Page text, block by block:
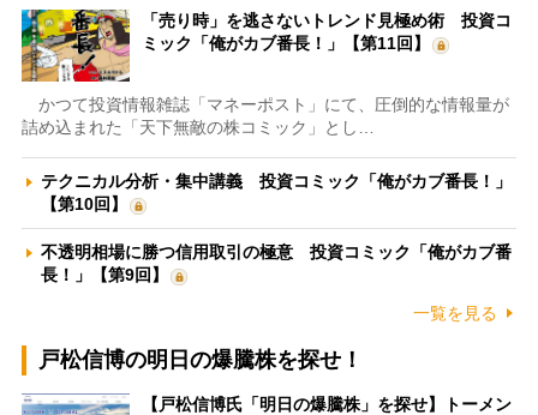
「売り時」を逃さないトレンド見極め術 投資コ
ミック「俺がカブ番長！」【第11回】
かつて投資情報雑誌「マネーポスト」にて、圧倒的な情報量が
詰め込まれた「天下無敵の株コミック」とし…
テクニカル分析・集中講義 投資コミック「俺がカブ番長！」
【第10回】
不透明相場に勝つ信用取引の極意 投資コミック「俺がカブ番
長！」【第9回】
一覧を見る
戸松信博の明日の爆騰株を探せ！
【戸松信博氏「明日の爆騰株」を探せ】トーメン